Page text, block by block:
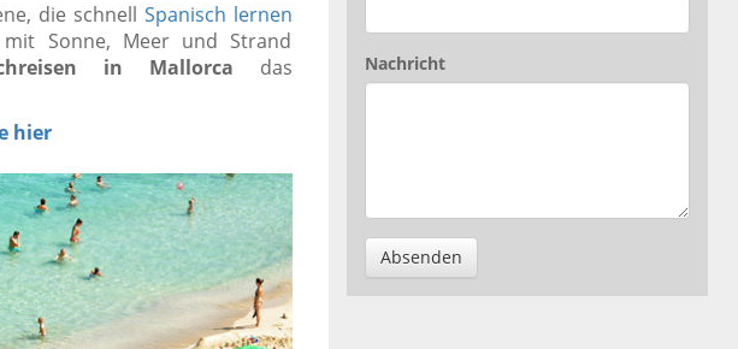
die schnell Spanisch lernen
Sonne, Meer und Strand
in Mallorca das
hier
Nachricht
Absenden